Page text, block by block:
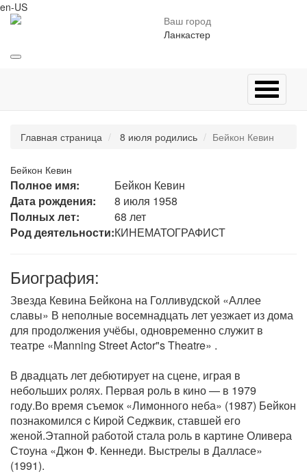
en-US
Ваш город
Ланкастер
Главная страница 8 июля родились Бейкон Кевин
Бейкон Кевин
Полное имя:
Бейкон Кевин
Дата рождения:
8 июля 1958
Полных лет:
68 лет
Род деятельности:КИНЕМАТОГРАФИСТ
Биография:
Звезда Кевина Бейкона на Голливудской «Аллее
славы» В неполные восемнадцать лет уезжает из дома
для продолжения учёбы, одновременно служит в
театре «Manning Street Actor"s Theatre» .
В двадцать лет дебютирует на сцене, играя в
небольших ролях. Первая роль в кино — в 1979
году.Во время съемок «Лимонного неба» (1987) Бейкон
познакомился c Кирой Седжвик, ставшей его
женой.Этапной работой стала роль в картине Оливера
Стоуна «Джон Ф. Кеннеди. Выстрелы в Далласе»
(1991).